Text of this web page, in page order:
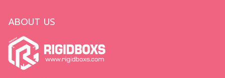
ABOUT US